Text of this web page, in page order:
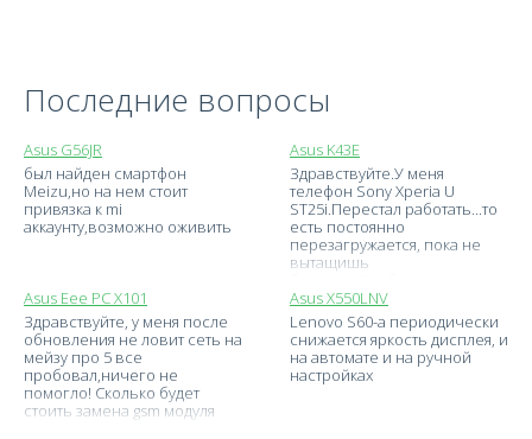
Последние вопросы
Asus G56JR
был найден смартфон
Meizu,но на нем стоит
привязка к mi
аккаунту,возможно оживить
Asus K43E
Здравствуйте.У меня
телефон Sony Xperia U
ST25i.Перестал работать...то
есть постоянно
перезагружается, пока не
вытащишь
режиме
Asus Eee PC X101
Здравствуйте, у меня после
обновления не ловит сеть на
мейзу про 5 все
пробовал,ничего не
помогло! Сколько будет
стоить замена gsm модуля
Asus X550LNV
Lenovo S60-a периодически
снижается яркость дисплея, и
на автомате и на ручной
настройках